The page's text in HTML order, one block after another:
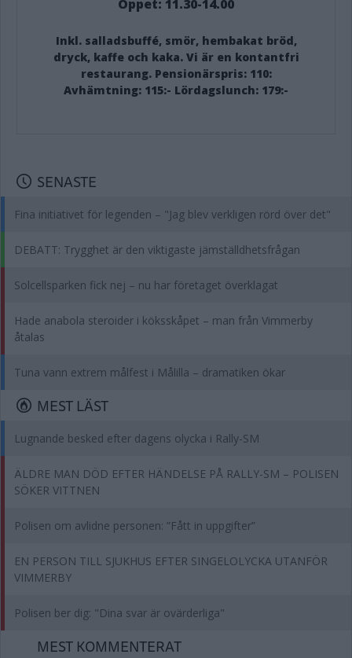
Öppet: 11.30-14.00
Inkl. salladsbuffé, smör, hembakat bröd,
dryck, kaffe och kaka. Vi är en kontantfri
restaurang. Pensionärspris: 110:
Avhämtning: 115:- Lördagslunch: 179:-
SENASTE
Fina initiativet för legenden – "Jag blev verkligen rörd över det"
DEBATT: Trygghet är den viktigaste jämställdhetsfrågan
Solcellsparken fick nej – nu har företaget överklagat
Hade anabola steroider i köksskåpet – man från Vimmerby
åtalas
Tuna vann extrem målfest i Målilla – dramatiken ökar
MEST LÄST
Lugnande besked efter dagens olycka i Rally-SM
ÄLDRE MAN DÖD EFTER HÄNDELSE PÅ RALLY-SM – POLISEN
SÖKER VITTNEN
Polisen om avlidne personen: ”Fått in uppgifter”
EN PERSON TILL SJUKHUS EFTER SINGELOLYCKA UTANFÖR
VIMMERBY
Polisen ber dig: "Dina svar är ovärderliga"
MEST KOMMENTERAT